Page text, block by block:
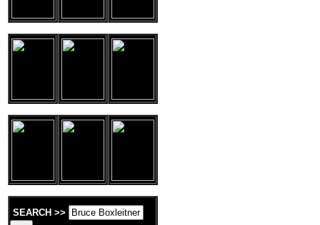
SEARCH >>